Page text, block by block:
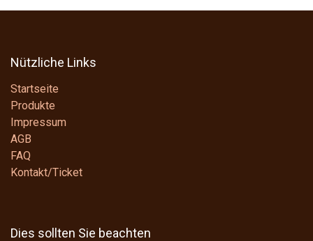
Nützliche Links
Startseite
Produkte
Impressum
AGB
FAQ
Kontakt/Ticket
Dies sollten Sie beachten